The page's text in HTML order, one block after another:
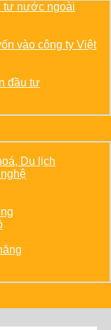
tư nước ngoài
vào công ty Việt
đầu tư
Du lịch